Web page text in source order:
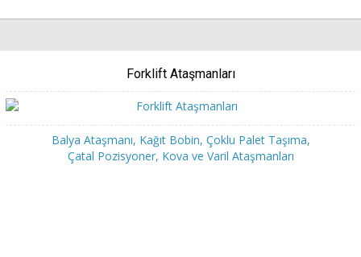
Forklift Ataşmanları
Balya Ataşmanı, Kağıt Bobin, Çoklu Palet Taşıma,
Çatal Pozisyoner, Kova ve Varil Ataşmanları